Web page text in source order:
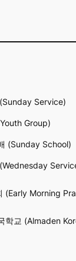
Service)
Group)
(Sunday School)
(Early Morning
학교 (Almaden